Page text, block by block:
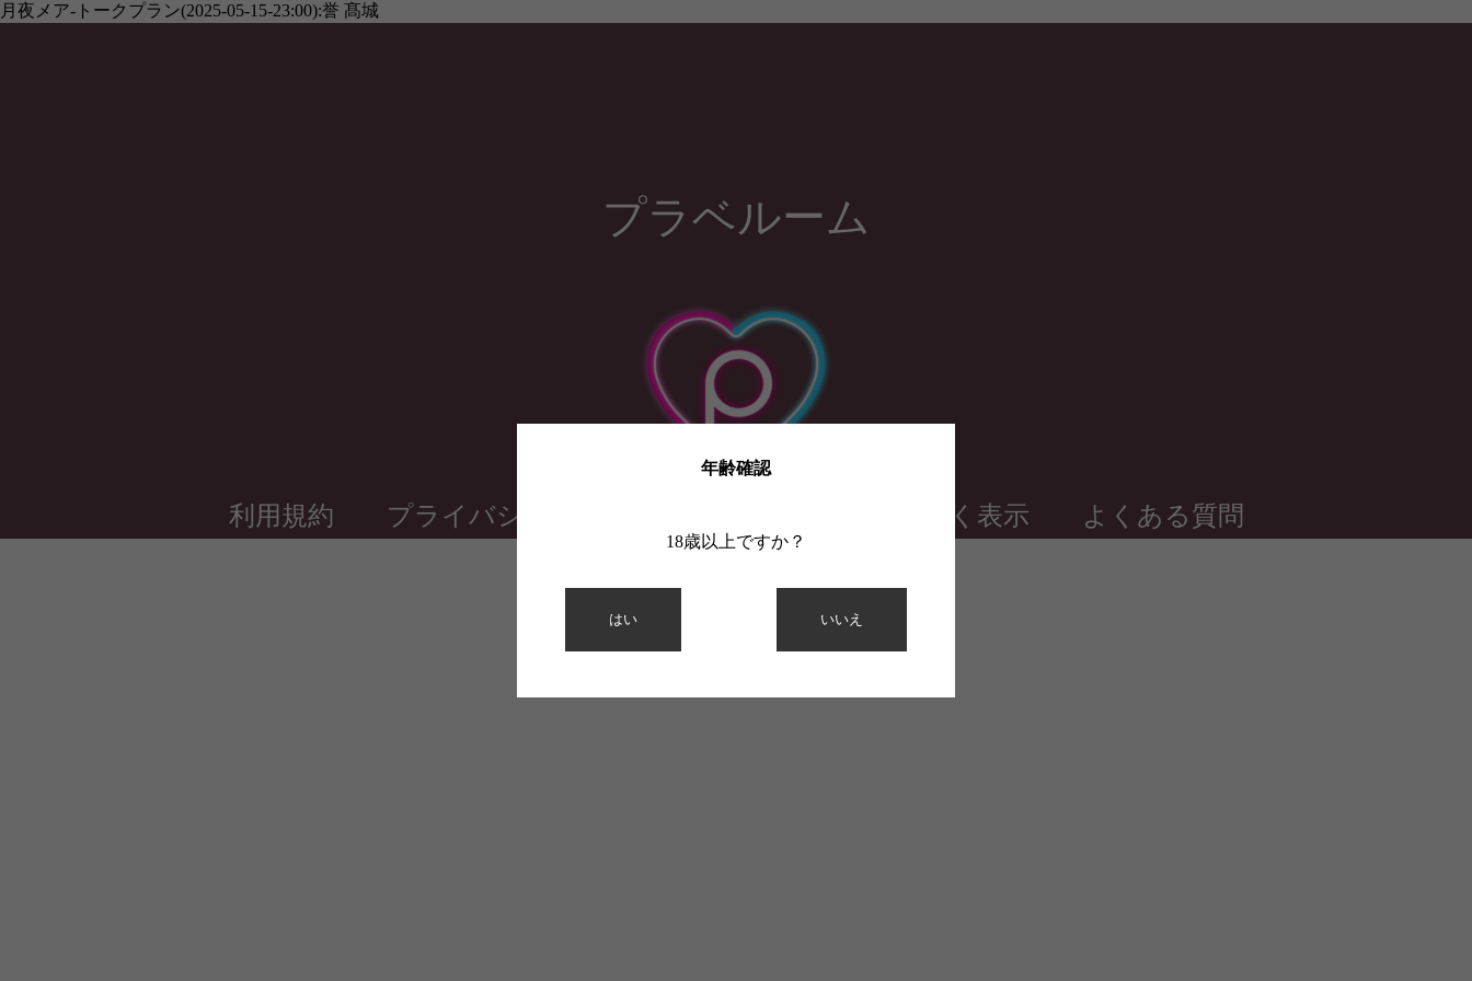
年齢確認
18歳以上ですか？
はい いいえ
月夜メア-トークプラン(2025-05-15-23:00):誉 髙城
プラベルーム
利用規約 プライバシーポリシー 特定商取引法に基づく表示 よくある質問